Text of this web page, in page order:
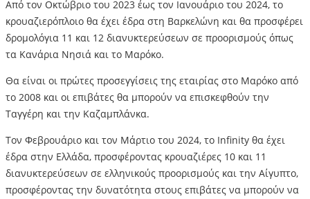
Από τον Οκτώβριο του 2023 έως τον Ιανουάριο του 2024, το
κρουαζιερόπλοιο θα έχει έδρα στη Βαρκελώνη και θα προσφέρει
δρομολόγια 11 και 12 διανυκτερεύσεων σε προορισμούς όπως
τα Κανάρια Νησιά και το Μαρόκο.
Θα είναι οι πρώτες προσεγγίσεις της εταιρίας στο Μαρόκο από
το 2008 και οι επιβάτες θα μπορούν να επισκεφθούν την
Ταγγέρη και την Καζαμπλάνκα.
Τον Φεβρουάριο και τον Μάρτιο του 2024, το Infinity θα έχει
έδρα στην Ελλάδα, προσφέροντας κρουαζιέρες 10 και 11
διανυκτερεύσεων σε ελληνικούς προορισμούς και την Αίγυπτο,
προσφέροντας την δυνατότητα στους επιβάτες να μπορούν να